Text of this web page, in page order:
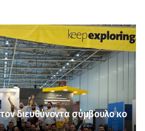
διευθύνοντα σύμβουλο κο